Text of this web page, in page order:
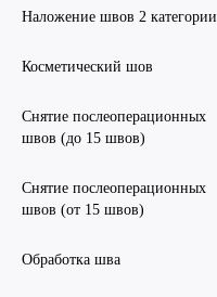
Наложение швов 2 категории
Косметический шов
Снятие послеоперационных
швов (до 15 швов)
Снятие послеоперационных
швов (от 15 швов)
Обработка шва